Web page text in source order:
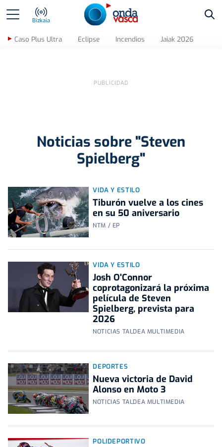
Bizkaia
Caso Plus Ultra Eclipse Incendios Jaiak 2026
Noticias sobre "Steven
Spielberg"
VIDA Y ESTILO
Tiburón vuelve a los cines
en su 50 aniversario
NTM / EP
VIDA Y ESTILO
Josh O'Connor
coprotagonizará la próxima
película de Steven
Spielberg, prevista para
2026
NOTICIAS TALDEA MULTIMEDIA
DEPORTES
Nueva victoria de David
Alonso en Moto 3
NOTICIAS TALDEA MULTIMEDIA
POLIDEPORTIVO